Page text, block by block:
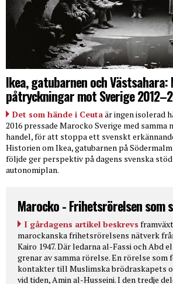
Ikea, gatubarnen och Västsahara:
påtryckningar mot Sverige
Det som hände i Ceutaär ingen isolerad
2016 pressade Marocko Sverige med samma
handel, för att stoppa ett svenskt
Historien om Ikea, gatubarnen på
följde ger perspektiv på dagens svenska
autonomiplan.
Marocko - Frihetsrörelsen som
I gårdagens artikel beskrevs
marockanska frihetsrörelsens nätverk
Kairo 1947. Där ledarna al-Fassi och Abd
grenar av samma rörelse. En rörelse som
kontakter till Muslimska brödraskapets
vid tiden, Amin al-Husseini. I den tredje